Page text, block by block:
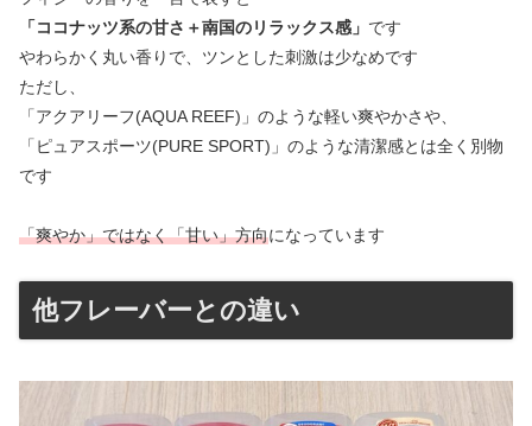
「ココナッツ系の甘さ＋南国のリラックス感」 です
やわらかく丸い香りで、ツンとした刺激は少なめです
ただし、
「アクアリーフ(AQUA REEF)」のような軽い爽やかさや、
「ピュアスポーツ(PURE SPORT)」のような清潔感とは全く別物
です
「爽やか」ではなく「甘い」方向になっています
他フレーバーとの違い